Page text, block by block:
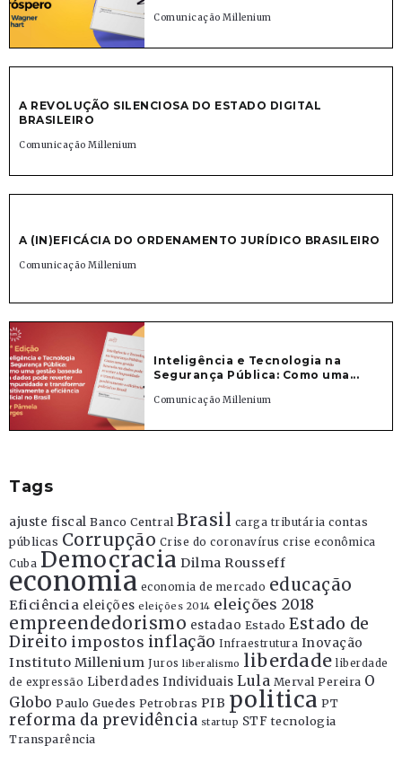
Comunicação Millenium
A REVOLUÇÃO SILENCIOSA DO ESTADO DIGITAL
BRASILEIRO
Comunicação Millenium
A (IN)EFICÁCIA DO ORDENAMENTO JURÍDICO BRASILEIRO
Comunicação Millenium
Inteligência e Tecnologia na
Segurança Pública: Como uma...
Comunicação Millenium
Tags
ajuste fiscal Banco Central Brasil carga tributária contas
públicas Corrupção Crise do coronavírus crise econômica
Cuba Democracia Dilma Rousseff
economia economia de mercado educação
Eficiência eleições eleições 2014 eleições 2018
empreendedorismo estadao Estado Estado de
Direito impostos inflação Infraestrutura Inovação
Instituto Millenium Juros liberalismo liberdade liberdade
de expressão Liberdades Individuais Lula Merval Pereira O
Globo Paulo Guedes Petrobras PIB politica PT
reforma da previdência startup STF tecnologia
Transparência